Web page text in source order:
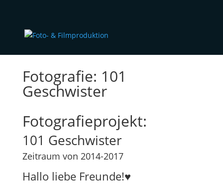
Fotografie: 101
Geschwister
Fotografieprojekt:
101 Geschwister
Zeitraum von 2014-2017
Hallo liebe Freunde!♥